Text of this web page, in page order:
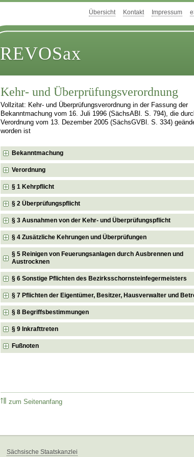
Übersicht Kontakt Impressum
REVOSax
Kehr- und Überprüfungsverordnung
Vollzitat: Kehr- und Überprüfungsverordnung in der Fassung der
Bekanntmachung vom 16. Juli 1996 (SächsABl. S. 794), die
Verordnung vom 13. Dezember 2005 (SächsGVBl. S. 334)
worden ist
Bekanntmachung
Verordnung
§ 1 Kehrpflicht
§ 2 Überprüfungspflicht
§ 3 Ausnahmen von der Kehr- und Überprüfungspflicht
§ 4 Zusätzliche Kehrungen und Überprüfungen
§ 5 Reinigen von Feuerungsanlagen durch Ausbrennen und
Austrocknen
§ 6 Sonstige Pflichten des Bezirksschornsteinfegermeisters
§ 7 Pflichten der Eigentümer, Besitzer, Hausverwalter und
§ 8 Begriffsbestimmungen
§ 9 Inkrafttreten
Fußnoten
zum Seitenanfang
Sächsische Staatskanzlei